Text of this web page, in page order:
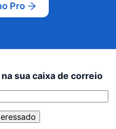
Pro
sua caixa de correio